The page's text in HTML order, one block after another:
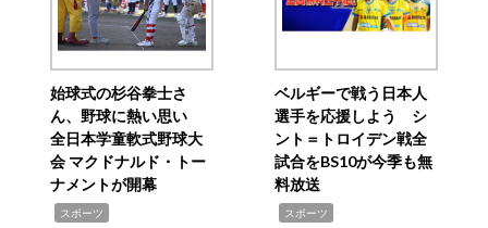
始球式の杉谷拳士さ
ん、野球に熱い思い
全日本学童軟式野球大
会 マクドナルド・トー
ナメントが開幕
スポーツ
ベルギーで戦う日本人
選手を応援しよう シ
ント＝トロイデン戦全
試合をBS10が今季も無
料放送
スポーツ